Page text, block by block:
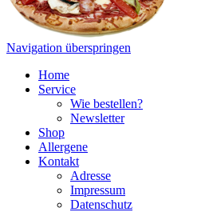
Navigation überspringen
Home
Service
Wie bestellen?
Newsletter
Shop
Allergene
Kontakt
Adresse
Impressum
Datenschutz